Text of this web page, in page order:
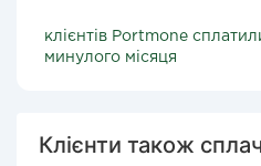
клієнтів Portmone
минулого місяця
Клієнти також